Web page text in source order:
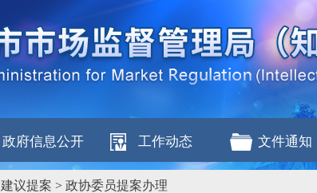
政府信息公开 工作动态 文件通知
建议提案 > 政协委员提案办理